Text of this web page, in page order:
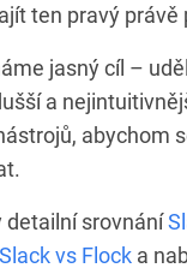
ten pravý právě
jasný cíl –
a
abychom
detailní srovnání
Slack vs Flock a